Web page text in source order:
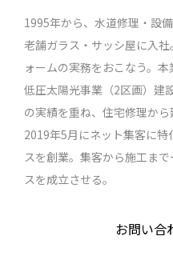
1995年から、水道修理・設
老舗ガラス・サッシ屋に入
ォームの実務をおこなう。
低圧太陽光事業（2区画）建
の実績を重ね、住宅修理から
2019年5月にネット集客に
スを創業。集客から施工ま
スを成立させる。
お問い合